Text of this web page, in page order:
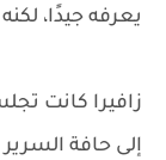
يعرفه جيدًا،
زافيرا كانت
إلى حافة السرير